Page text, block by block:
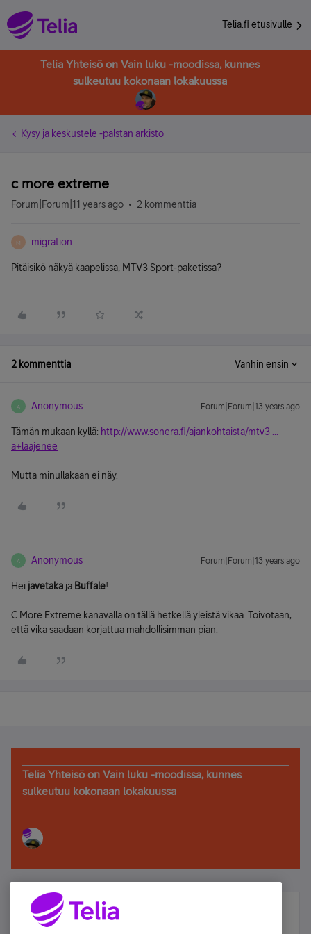
Telia.fi etusivulle
Telia Yhteisö on Vain luku -moodissa, kunnes
sulkeutuu kokonaan lokakuussa
Kysy ja keskustele -palstan arkisto
c more extreme
Forum|Forum|11 years ago 2 kommenttia
M migration
Pitäisikö näkyä kaapelissa, MTV3 Sport-paketissa?
2 kommenttia Vanhin ensin
A Anonymous Forum|Forum|13 years ago
Tämän mukaan kyllä: http://www.sonera.fi/ajankohtaista/mtv3 ...
a+laajenee
Mutta minullakaan ei näy.
A Anonymous Forum|Forum|13 years ago
Hei javetaka ja Buffale!
C More Extreme kanavalla on tällä hetkellä yleistä vikaa. Toivotaan,
että vika saadaan korjattua mahdollisimman pian.
Telia Yhteisö on Vain luku -moodissa, kunnes
sulkeutuu kokonaan lokakuussa
Älä jää paitsi – osallistu ja voita!